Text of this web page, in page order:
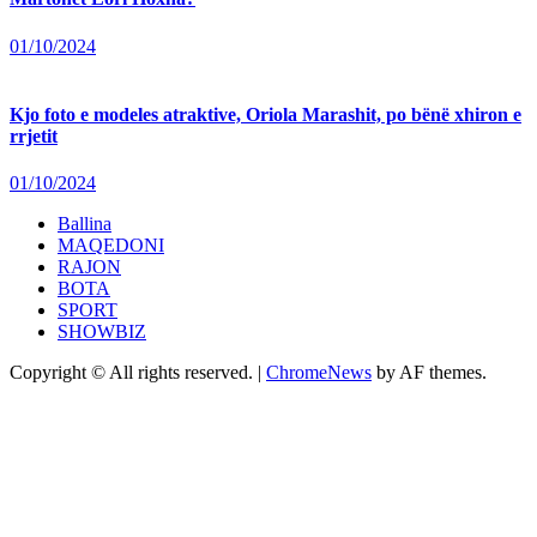
01/10/2024
Kjo foto e modeles atraktive, Oriola Marashit, po bënë xhiron e
rrjetit
01/10/2024
Ballina
MAQEDONI
RAJON
BOTA
SPORT
SHOWBIZ
Copyright © All rights reserved. | ChromeNews by AF themes.